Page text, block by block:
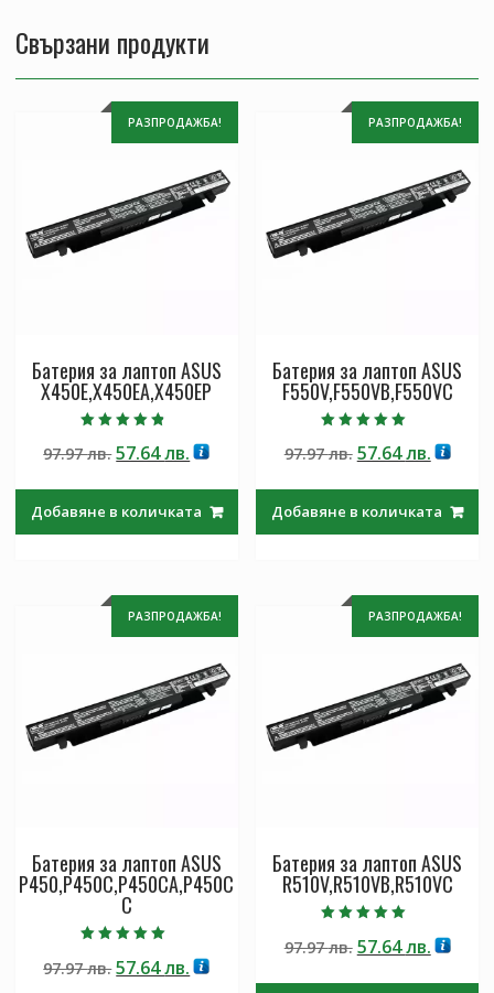
Свързани продукти
РАЗПРОДАЖБА!
Батерия за лаптоп ASUS
X450E,X450EA,X450EP
4.50
от 5
97.97лв.Original
97.97 лв..
57.64лв.Текущата
57.64 лв..
Добавяне в количката
РАЗПРОДАЖБА!
Батерия за лаптоп ASUS
F550V,F550VB,F550VC
5.00
от 5
97.97лв. Original
97.97 лв..
57.64лв.
57.64
Добавяне в количката
РАЗПРОДАЖБА!
Батерия за лаптоп ASUS
P450,P450C,P450CA,P450C
C
5.00
от 5
97.97лв.Original
57.64лв.Текущата
РАЗПРОДАЖБА!
Батерия за лаптоп ASUS
R510V,R510VB,R510VC
5.00
от 5
97.97лв. Original
57.64лв.